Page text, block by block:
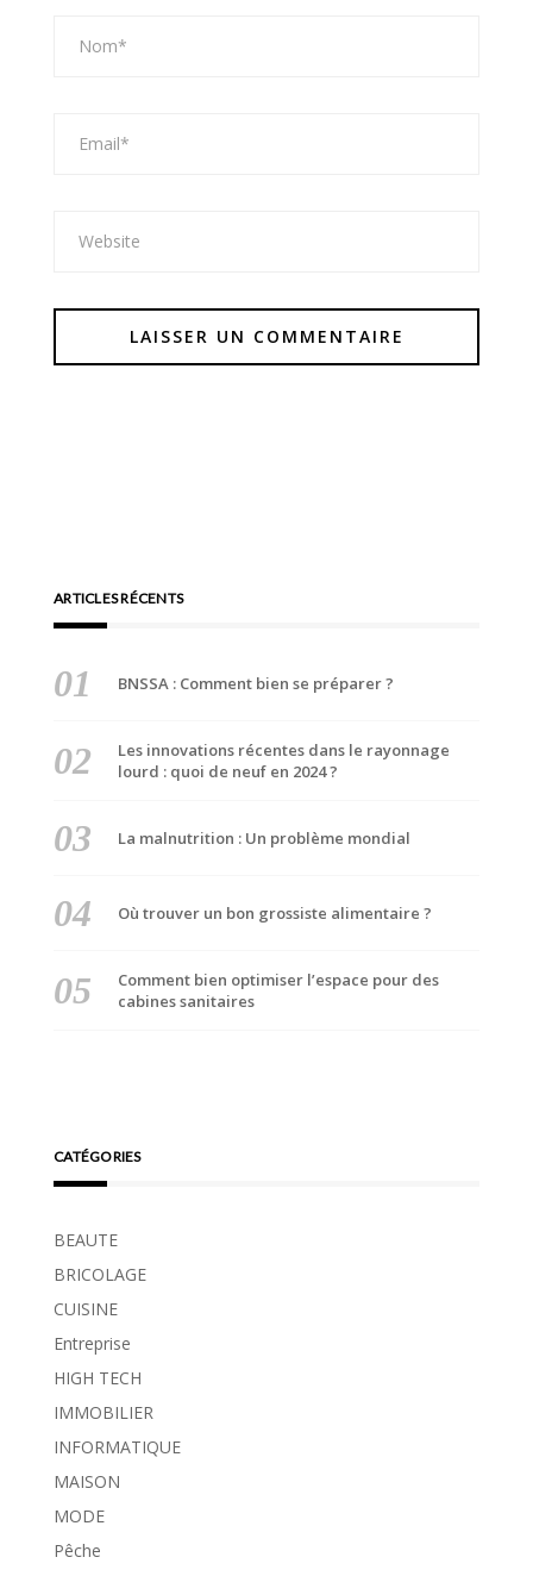
ARTICLES RÉCENTS
BNSSA : Comment bien se préparer ?
Les innovations récentes dans le rayonnage
lourd : quoi de neuf en 2024 ?
La malnutrition : Un problème mondial
Où trouver un bon grossiste alimentaire ?
Comment bien optimiser l’espace pour des
cabines sanitaires
CATÉGORIES
BEAUTE
BRICOLAGE
CUISINE
Entreprise
HIGH TECH
IMMOBILIER
INFORMATIQUE
MAISON
MODE
Pêche